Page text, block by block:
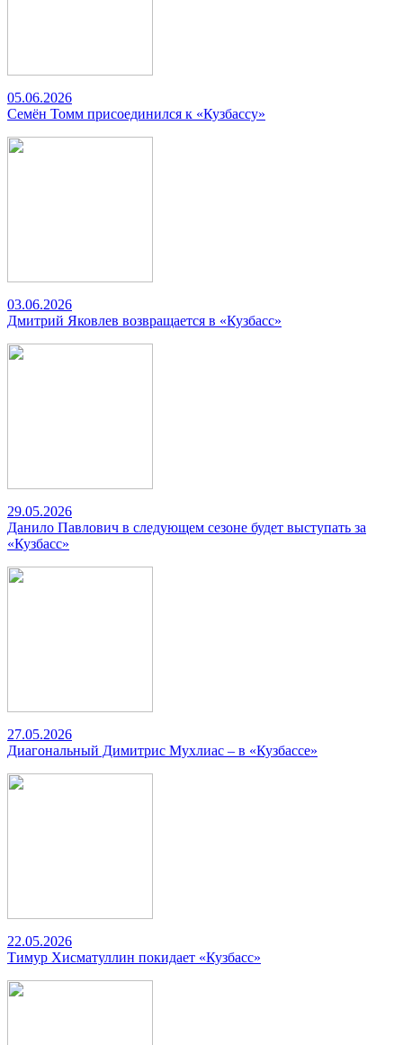
05.06.2026
Семён Томм присоединился к «Кузбассу»
03.06.2026
Дмитрий Яковлев возвращается в «Кузбасс»
29.05.2026
Данило Павлович в следующем сезоне будет выступать за
«Кузбасс»
27.05.2026
Диагональный Димитрис Мухлиас – в «Кузбассе»
22.05.2026
Тимур Хисматуллин покидает «Кузбасс»